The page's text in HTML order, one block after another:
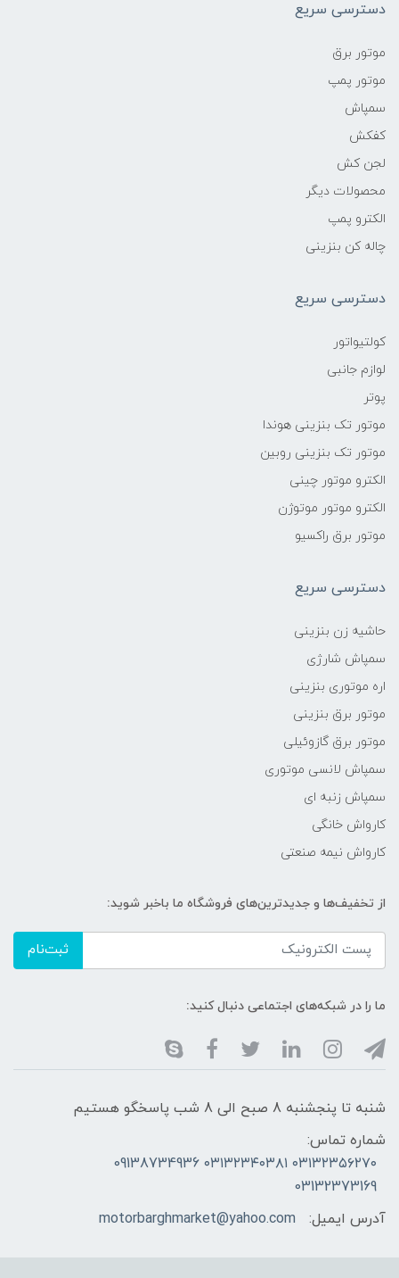
دسترسی سریع
موتور برق
موتور پمپ
سمپاش
کفکش
لجن کش
محصولات دیگر
الکترو پمپ
چاله کن بنزینی
دسترسی سریع
کولتیواتور
لوازم جانبی
پوتر
موتور تک بنزینی هوندا
موتور تک بنزینی روبین
الکترو موتور چینی
الکترو موتور موتوژن
موتور برق راکسیو
دسترسی سریع
حاشیه زن بنزینی
سمپاش شارژی
اره موتوری بنزینی
موتور برق بنزینی
موتور برق گازوئیلی
سمپاش لانسی موتوری
سمپاش زنبه ای
کارواش خانگی
کارواش نیمه صنعتی
از تخفیف‌ها و جدیدترین‌های فروشگاه ما باخبر شوید:
ثبت‌نام
ما را در شبکه‌های اجتماعی دنبال کنید:
شنبه تا پنجشنبه 8 صبح الی 8 شب پاسخگو هستیم
شماره تماس:
۰۳۱۳۲۳۵۶۲۷۰ ۰۳۱۳۲۳۴۰۳۸۱ 09138734936
03132373169
آدرس ایمیل:
motorbarghmarket@yahoo.com